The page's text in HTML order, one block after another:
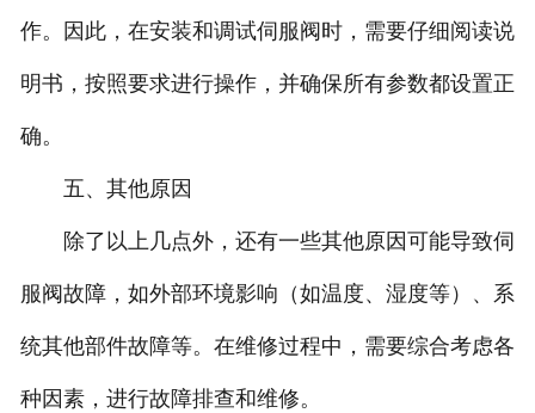
作。因此，在安装和调试伺服阀时，需要仔细阅读说
明书，按照要求进行操作，并确保所有参数都设置正
确。
五、其他原因
除了以上几点外，还有一些其他原因可能导致伺
服阀故障，如外部环境影响（如温度、湿度等）、系
统其他部件故障等。在维修过程中，需要综合考虑各
种因素，进行故障排查和维修。